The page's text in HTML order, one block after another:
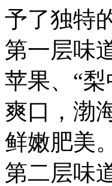
予了独特
第一层味
苹果、“
爽口，渤
鲜嫩肥美。
第二层味